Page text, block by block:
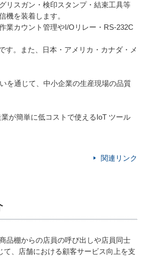
リスガン・検印スタンプ・結束工具等
機を装着します。
業カウント管理やI/Oリレー・RS-232C
す。また、日本・アメリカ・カナダ・メ
を通じて、中小企業の生産現場の品質
が簡単に低コストで使えるIoT ツール
関連リンク
品棚からの店員の呼び出しや店員同士
、店舗における顧客サービス向上を支